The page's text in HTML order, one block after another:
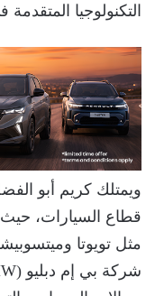
التكنولوجيا
قطاع السيارات، حيث